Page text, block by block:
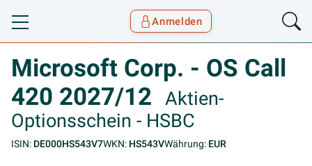
Toggle navigation
Anmelden
Microsoft Corp. - OS Call
420 2027/12
Aktien-
Optionsschein - HSBC
ISIN: DE000HS543V7WKN: HS543VWährung: EUR